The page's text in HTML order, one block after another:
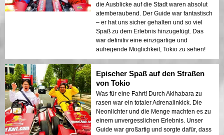
die Ausblicke auf die Stadt waren absolut
atemberaubend. Der Guide war fantastisch
– er hat uns sicher gehalten und so viel
Spaß zu dem Erlebnis hinzugefügt. Das
war definitiv eine einzigartige und
aufregende Möglichkeit, Tokio zu sehen!
Epischer Spaß auf den Straßen
von Tokio
Was für eine Fahrt! Durch Akihabara zu
rasen war ein totaler Adrenalinkick. Die
Neonlichter und die Menge machten es zu
einem unvergesslichen Erlebnis. Unser
Guide war großartig und sorgte dafür, dass